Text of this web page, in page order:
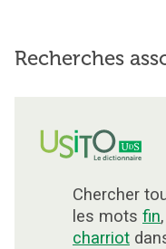
Recherches
Chercher
les mots fin,
charriot